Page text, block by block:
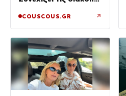
της, Αντρέα Γεωργίου
COUSCOUS.GR ↗